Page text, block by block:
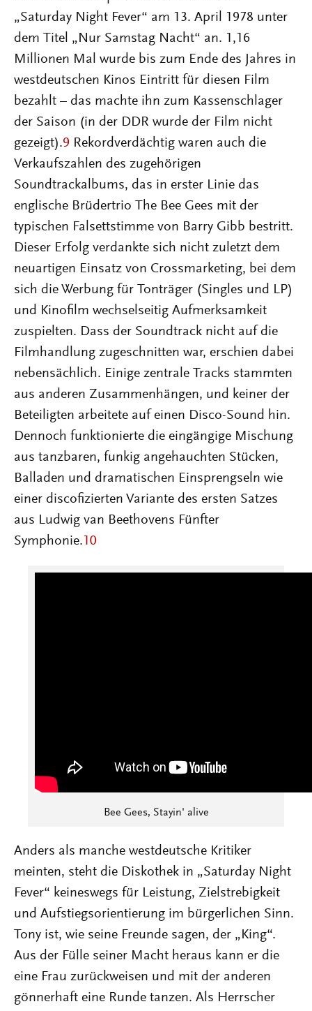
„Saturday Night Fever“ am 13. April 1978 unter
dem Titel „Nur Samstag Nacht“ an. 1,16
Millionen Mal wurde bis zum Ende des Jahres in
westdeutschen Kinos Eintritt für diesen Film
bezahlt – das machte ihn zum Kassenschlager
der Saison (in der DDR wurde der Film nicht
gezeigt).9 Rekordverdächtig waren auch die
Verkaufszahlen des zugehörigen
Soundtrackalbums, das in erster Linie das
englische Brüdertrio The Bee Gees mit der
typischen Falsettstimme von Barry Gibb bestritt.
Dieser Erfolg verdankte sich nicht zuletzt dem
neuartigen Einsatz von Crossmarketing, bei dem
sich die Werbung für Tonträger (Singles und LP)
und Kinofilm wechselseitig Aufmerksamkeit
zuspielten. Dass der Soundtrack nicht auf die
Filmhandlung zugeschnitten war, erschien dabei
nebensächlich. Einige zentrale Tracks stammten
aus anderen Zusammenhängen, und keiner der
Beteiligten arbeitete auf einen Disco-Sound hin.
Dennoch funktionierte die eingängige Mischung
aus tanzbaren, funkig angehauchten Stücken,
Balladen und dramatischen Einsprengseln wie
einer discofizierten Variante des ersten Satzes
aus Ludwig van Beethovens Fünfter
Symphonie. 10
Bee Gees, Stayin' alive
Anders als manche westdeutsche Kritiker
meinten, steht die Diskothek in „Saturday Night
Fever“ keineswegs für Leistung, Zielstrebigkeit
und Aufstiegsorientierung im bürgerlichen Sinn.
Tony ist, wie seine Freunde sagen, der „King“.
Aus der Fülle seiner Macht heraus kann er die
eine Frau zurückweisen und mit der anderen
gönnerhaft eine Runde tanzen. Als Herrscher